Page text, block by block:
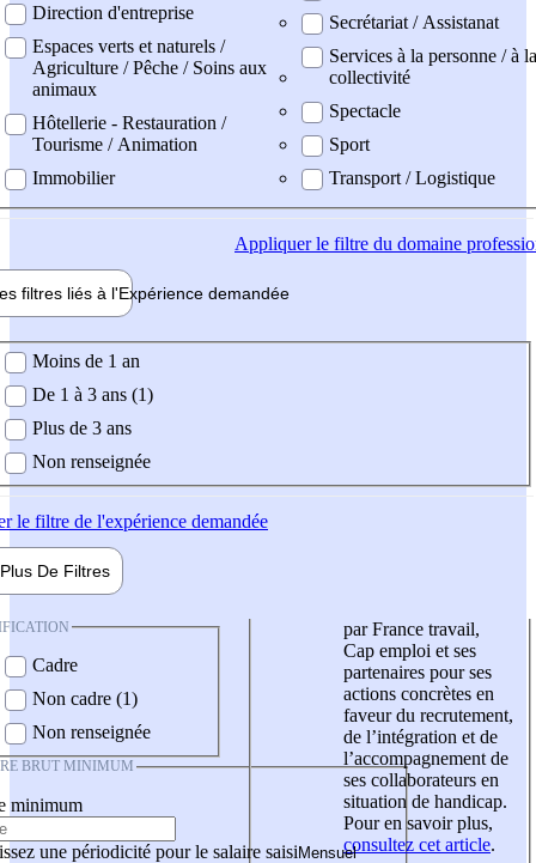
Direction d'entreprise
Espaces verts et naturels /
Agriculture / Pêche / Soins aux
animaux
Hôtellerie - Restauration /
Tourisme / Animation
Immobilier
Secrétariat / Assistanat
Services à la personne / à la
collectivité
Spectacle
Sport
Transport / Logistique
Appliquerle filtre du domaine
filtres liés à l'Expérience demandée
demandée
Moins de 1 an
De 1 à 3 ans (1)
Plus de 3 ans
Non renseignée
le filtre de l'expérience demandée
Plus De Filtres
Cadre
Non cadre (1)
Non renseignée
BRUT MINIMUM
minimum
une périodicité pour le salaire saisi
par France travail,
Cap emploi et ses
partenaires pour ses
actions concrètes en
faveur du recrutement,
de l’intégration et de
l’accompagnement de
ses collaborateurs en
situation de handicap.
Pour en savoir plus,
consultez cet article.